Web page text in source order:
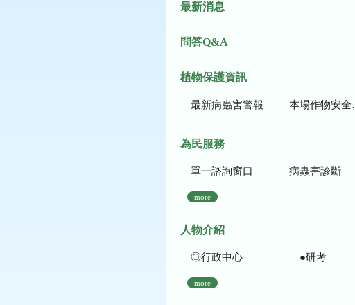
最新消息
問答Q&A
植物保護資訊
最新病蟲害警報 本場作物安全用藥資訊
為民服務
單一諮詢窗口 病蟲害診斷
more
人物介紹
◎行政中心 ●研考
more